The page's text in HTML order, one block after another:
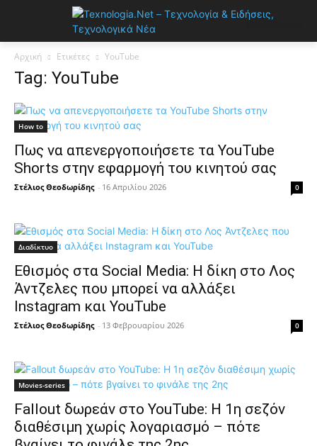
Αρχική Ετικέτες YouTube
Tag: YouTube
How to
Πως να απενεργοποιήσετε τα YouTube
Shorts στην εφαρμογή του κινητού σας
Στέλιος Θεοδωρίδης - 16 Απριλίου 2026 0
Διαδίκτυο
Εθισμός στα Social Media: Η δίκη στο Λος
Άντζελες που μπορεί να αλλάξει
Instagram και YouTube
Στέλιος Θεοδωρίδης - 13 Φεβρουαρίου 2026 0
Movies-series
Fallout δωρεάν στο YouTube: Η 1η σεζόν
διαθέσιμη χωρίς λογαριασμό – πότε